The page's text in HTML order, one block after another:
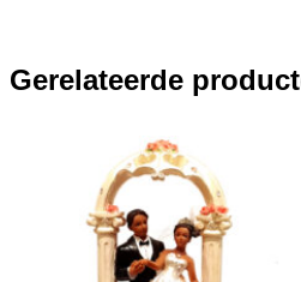
Gerelateerde